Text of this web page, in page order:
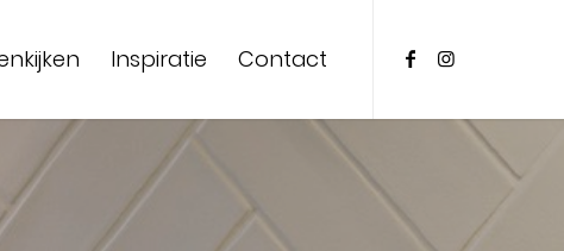
Inspiratie Contact